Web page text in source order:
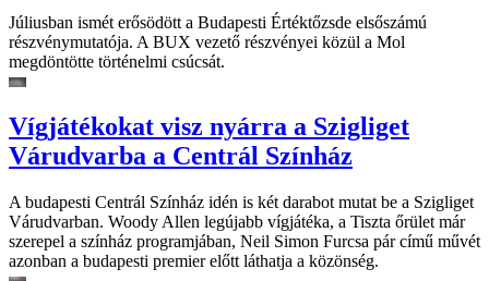
Júliusban ismét erősödött a Budapesti Értéktőzsde elsőszámú
részvénymutatója. A BUX vezető részvényei közül a Mol
megdöntötte történelmi csúcsát.
Vígjátékokat visz nyárra a Szigliget
Várudvarba a Centrál Színház
A budapesti Centrál Színház idén is két darabot mutat be a Szigliget
Várudvarban. Woody Allen legújabb vígjátéka, a Tiszta őrület már
szerepel a színház programjában, Neil Simon Furcsa pár című művét
azonban a budapesti premier előtt láthatja a közönség.